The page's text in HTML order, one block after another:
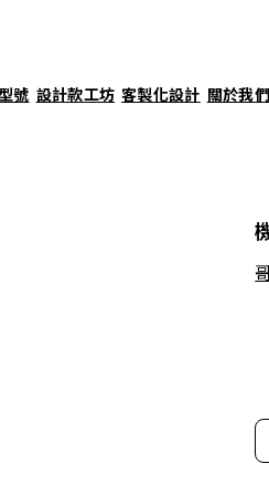
號 設計款工坊 客製化設計 關於我們